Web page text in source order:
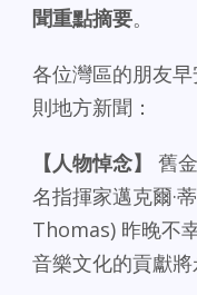
聞重點摘要。
各位灣區的朋友
則地方新聞：
【人物悼念】
舊
名指揮家邁克爾·
Thomas) 昨晚不
音樂文化的貢獻將